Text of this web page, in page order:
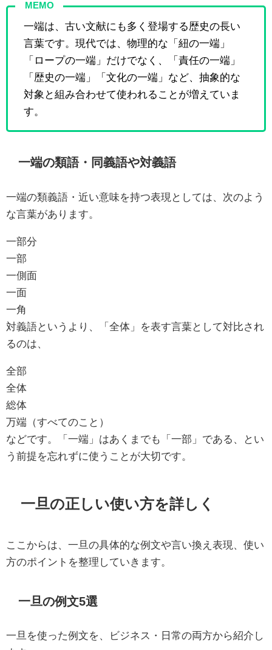
MEMO
一端は、古い文献にも多く登場する歴史の長い
言葉です。現代では、物理的な「紐の一端」
「ロープの一端」だけでなく、「責任の一端」
「歴史の一端」「文化の一端」など、抽象的な
対象と組み合わせて使われることが増えていま
す。
一端の類語・同義語や対義語
一端の類義語・近い意味を持つ表現としては、次のよう
な言葉があります。
一部分
一部
一側面
一面
一角
対義語というより、「全体」を表す言葉として対比され
るのは、
全部
全体
総体
万端（すべてのこと）
などです。「一端」はあくまでも「一部」である、とい
う前提を忘れずに使うことが大切です。
一旦の正しい使い方を詳しく
ここからは、一旦の具体的な例文や言い換え表現、使い
方のポイントを整理していきます。
一旦の例文5選
一旦を使った例文を、ビジネス・日常の両方から紹介し